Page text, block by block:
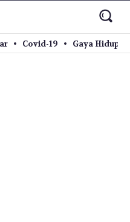
Covid-19 Gaya Hidup